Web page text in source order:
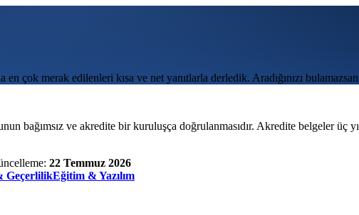
çok merak edilenleri kısa ve net yanıtlarla derledik. Aradığınızı
bağımsız ve akredite bir kuruluşça doğrulanmasıdır. Akredite belgeler üç
22 Temmuz 2026
GeçerlilikEğitim & Yazılım